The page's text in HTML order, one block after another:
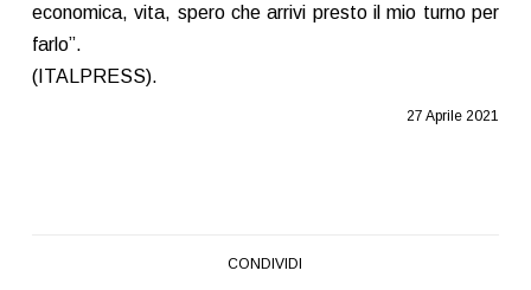
economica, vita, spero che arrivi presto il mio turno per
farlo”.
(ITALPRESS).
27 Aprile 2021
CONDIVIDI